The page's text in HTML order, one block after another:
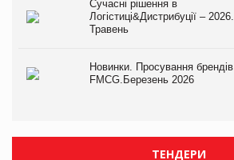
Сучасні рішення в
Логістиці&Дистрибуції – 2026.
Травень
Новинки. Просування брендів
FMCG.Березень 2026
ТЕНДЕРИ